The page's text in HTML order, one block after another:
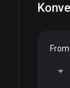
From